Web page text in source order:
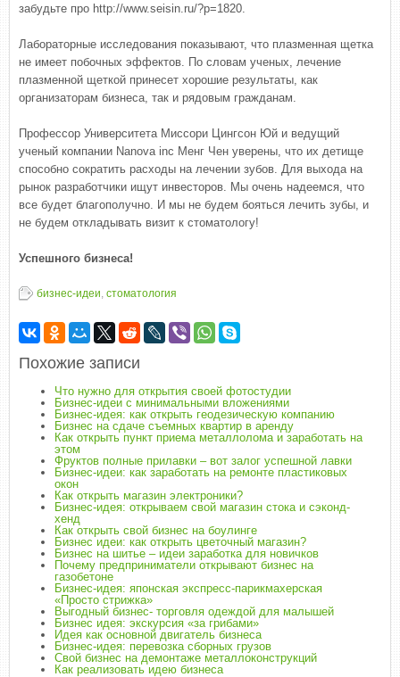
забудьте про http://www.seisin.ru/?p=1820.
Лабораторные исследования показывают, что плазменная щетка
не имеет побочных эффектов. По словам ученых, лечение
плазменной щеткой принесет хорошие результаты, как
организаторам бизнеса, так и рядовым гражданам.
Профессор Университета Миссори Цингсон Юй и ведущий
ученый компании Nanova inc Менг Чен уверены, что их детище
способно сократить расходы на лечении зубов. Для выхода на
рынок разработчики ищут инвесторов. Мы очень надеемся, что
все будет благополучно. И мы не будем бояться лечить зубы, и
не будем откладывать визит к стоматологу!
Успешного бизнеса!
бизнес-идеи, стоматология
Похожие записи
Что нужно для открытия своей фотостудии
Бизнес-идеи с минимальными вложениями
Бизнес-идея: как открыть геодезическую компанию
Бизнес на сдаче съемных квартир в аренду
Как открыть пункт приема металлолома и заработать на
этом
Фруктов полные прилавки – вот залог успешной лавки
Бизнес-идеи: как заработать на ремонте пластиковых
окон
Как открыть магазин электроники?
Бизнес-идея: открываем свой магазин стока и сэконд-
хенд
Как открыть свой бизнес на боулинге
Бизнес идеи: как открыть цветочный магазин?
Бизнес на шитье – идеи заработка для новичков
Почему предприниматели открывают бизнес на
газобетоне
Бизнес-идея: японская экспресс-парикмахерская
«Просто стрижка»
Выгодный бизнес- торговля одеждой для малышей
Бизнес идея: экскурсия «за грибами»
Идея как основной двигатель бизнеса
Бизнес-идея: перевозка сборных грузов
Свой бизнес на демонтаже металлоконструкций
Как реализовать идею бизнеса